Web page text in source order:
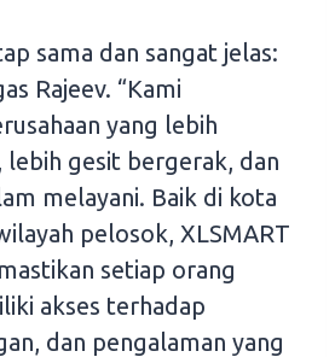
sama dan sangat jelas:
Rajeev. “Kami
yang lebih
lebih gesit bergerak, dan
melayani. Baik di kota
pelosok, XLSMART
setiap orang
akses terhadap
dan pengalaman yang